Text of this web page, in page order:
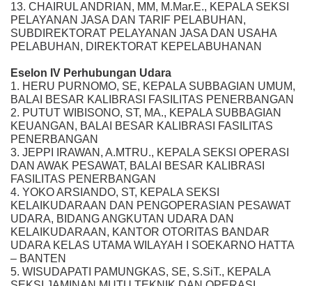
13. CHAIRUL ANDRIAN, MM, M.Mar.E., KEPALA SEKSI
PELAYANAN JASA DAN TARIF PELABUHAN,
SUBDIREKTORAT PELAYANAN JASA DAN USAHA
PELABUHAN, DIREKTORAT KEPELABUHANAN
Eselon IV Perhubungan Udara
1. HERU PURNOMO, SE, KEPALA SUBBAGIAN UMUM,
BALAI BESAR KALIBRASI FASILITAS PENERBANGAN
2. PUTUT WIBISONO, ST, MA., KEPALA SUBBAGIAN
KEUANGAN, BALAI BESAR KALIBRASI FASILITAS
PENERBANGAN
3. JEPPI IRAWAN, A.MTRU., KEPALA SEKSI OPERASI
DAN AWAK PESAWAT, BALAI BESAR KALIBRASI
FASILITAS PENERBANGAN
4. YOKO ARSIANDO, ST, KEPALA SEKSI
KELAIKUDARAAN DAN PENGOPERASIAN PESAWAT
UDARA, BIDANG ANGKUTAN UDARA DAN
KELAIKUDARAAN, KANTOR OTORITAS BANDAR
UDARA KELAS UTAMA WILAYAH I SOEKARNO HATTA
– BANTEN
5. WISUDAPATI PAMUNGKAS, SE, S.SiT., KEPALA